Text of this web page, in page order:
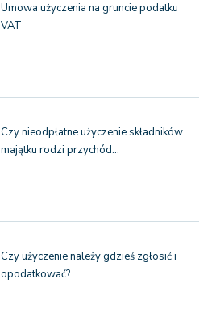
Umowa użyczenia na gruncie podatku
VAT
Czy nieodpłatne użyczenie składników
majątku rodzi przychód…
Czy użyczenie należy gdzieś zgłosić i
opodatkować?